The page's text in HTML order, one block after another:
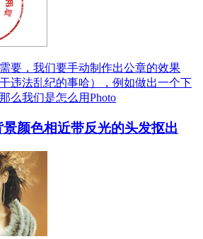
要，我们要手动制作出公章的效果
违法乱纪的事哈），例如做出一个下
么我们是怎么用Photo
颜色相近带反光的头发抠出